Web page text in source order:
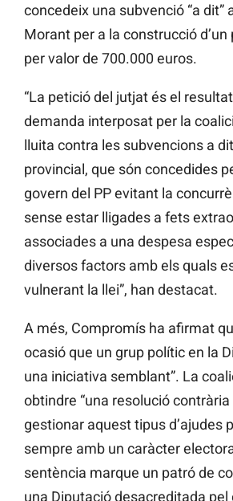
concedeix una subvenció “a dit”
Morant per a la construcció
per valor de 700.000 euros.
“La petició del jutjat és el
demanda interposat per la
lluita contra les subvencions a
provincial, que són concedides
govern del PP evitant la
sense estar lligades a fets
associades a una despesa
diversos factors amb els quals
vulnerant la llei”, han destacat.
A més, Compromís ha afirmat
ocasió que un grup polític en la
una iniciativa semblant”. La
obtindre “una resolució
gestionar aquest tipus d’ajudes
sempre amb un caràcter
sentència marque un patró de
una Diputació desacreditada pel